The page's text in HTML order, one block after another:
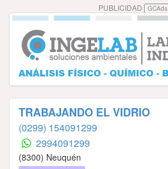
PUBLICIDAD GCAds
TRABAJANDO EL VIDRIO
(0299) 154091299
2994091299
(8300) Neuquén